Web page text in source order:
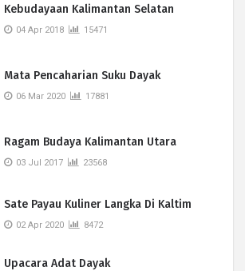
Kebudayaan Kalimantan Selatan
04 Apr 2018 15471
Mata Pencaharian Suku Dayak
06 Mar 2020 17881
Ragam Budaya Kalimantan Utara
03 Jul 2017 23568
Sate Payau Kuliner Langka Di Kaltim
02 Apr 2020 8472
Upacara Adat Dayak